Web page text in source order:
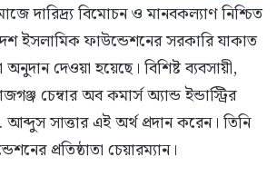
দারিদ্র্য বিমোচন ও মানবকল্যাণ নিশ্চিত
ইসলামিক ফাউন্ডেশনের সরকারি যাকাত
দেওয়া হয়েছে। বিশিষ্ট ব্যবসায়ী,
চেম্বার অব কমার্স অ্যান্ড ইন্ডাস্ট্রির
সাত্তার এই অর্থ প্রদান করেন। তিনি
প্রতিষ্ঠাতা চেয়ারম্যান।